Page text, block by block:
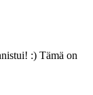
:) Tämä on